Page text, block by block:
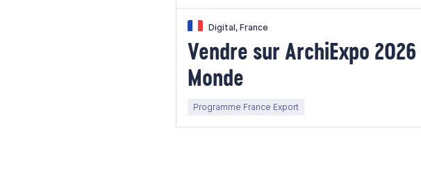
Digital, France
Vendre sur ArchiExpo
Monde
Programme France Export